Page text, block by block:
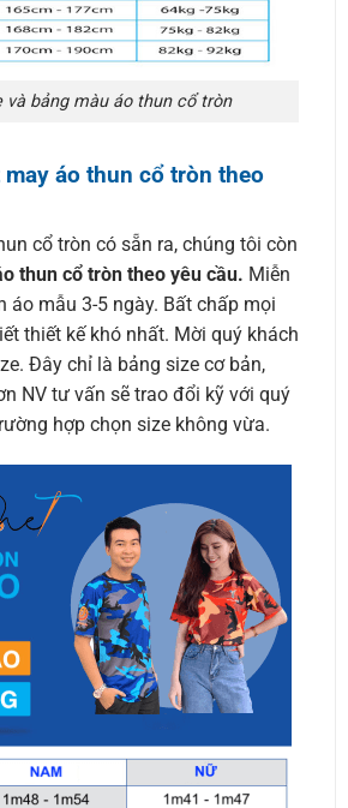
và bảng màu áo thun cổ tròn
áo thun cổ tròn theo
cổ tròn có sẵn ra, chúng tôi còn
thun cổ tròn theo yêu cầu. Miễn
áo mẫu 3-5 ngày. Bất chấp mọi
thiết kế khó nhất. Mời quý khách
Đây chỉ là bảng size cơ bản,
NV tư vấn sẽ trao đổi kỹ với quý
hợp chọn size không vừa.